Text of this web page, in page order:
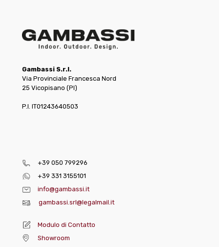
Gambassi S.r.l.
Via Provinciale Francesca Nord
25 Vicopisano (PI)
P.I. IT01243640503
+39 050 799296
+39 331 3155101
info@gambassi.it
gambassi.srl@legalmail.it
Modulo di Contatto
Showroom